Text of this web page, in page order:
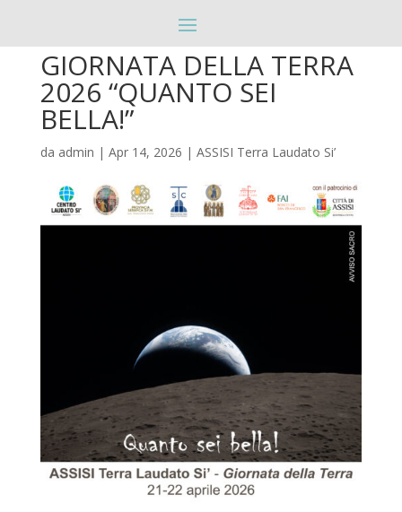
GIORNATA DELLA TERRA
2026 “QUANTO SEI
BELLA!”
da admin | Apr 14, 2026 | ASSISI Terra Laudato Si’